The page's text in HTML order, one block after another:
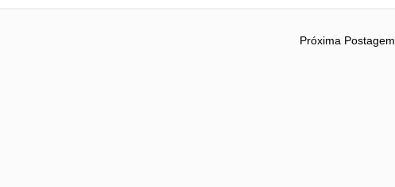
Próxima Postagem